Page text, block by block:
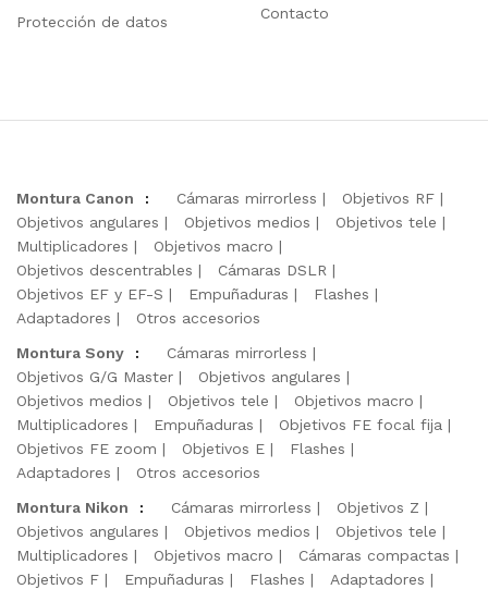
Protección de datos
Contacto
Montura Canon : Cámaras mirrorless
Objetivos RF
Objetivos angulares
Objetivos medios
Objetivos tele
Multiplicadores
Objetivos macro
Objetivos descentrables
Cámaras DSLR
Objetivos EF y EF-S
Empuñaduras
Flashes
Adaptadores
Otros accesorios
Montura Sony
:
Cámaras mirrorless
Objetivos G/G Master
Objetivos angulares
Objetivos medios
Objetivos tele
Objetivos macro
Multiplicadores
Empuñaduras
Objetivos FE focal fija
Objetivos FE zoom
Objetivos E
Flashes
Adaptadores
Otros accesorios
Montura Nikon
: Cámaras mirrorless
Objetivos Z
Objetivos angulares
Objetivos medios
Objetivos tele
Multiplicadores
Objetivos macro
Cámaras compactas
Objetivos F
Empuñaduras Flashes
Adaptadores